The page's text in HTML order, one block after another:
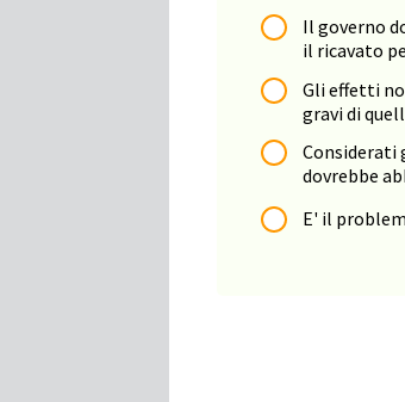
Il governo
il ricavato
Gli effetti
gravi di
Considerati
dovrebbe
E' il